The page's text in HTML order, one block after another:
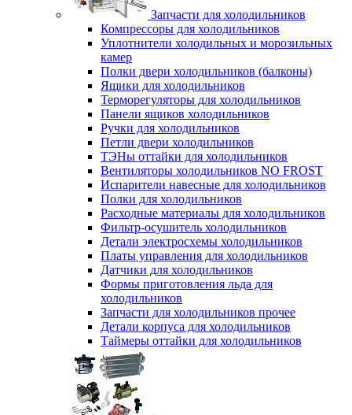
Запчасти для холодильников
Компрессоры для холодильников
Уплотнители холодильных и морозильных
камер
Полки двери холодильников (балконы)
Ящики для холодильников
Терморегуляторы для холодильников
Панели ящиков холодильников
Ручки для холодильников
Петли двери холодильников
ТЭНы оттайки для холодильников
Вентиляторы холодильников NO FROST
Испарители навесные для холодильников
Полки для холодильников
Расходные материалы для холодильников
Фильтр-осушитель холодильников
Детали электросхемы холодильников
Платы управления для холодильников
Датчики для холодильников
Формы приготовления льда для
холодильников
Запчасти для холодильников прочее
Детали корпуса для холодильников
Таймеры оттайки для холодильников